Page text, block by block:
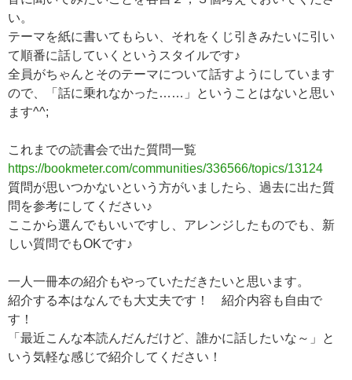
い。
テーマを紙に書いてもらい、それをくじ引きみたいに引い
て順番に話していくというスタイルです♪
全員がちゃんとそのテーマについて話すようにしています
ので、「話に乗れなかった……」ということはないと思い
ます^^;
これまでの読書会で出た質問一覧
https://bookmeter.com/communities/336566/topics/13124
質問が思いつかないという方がいましたら、過去に出た質
問を参考にしてください♪
ここから選んでもいいですし、アレンジしたものでも、新
しい質問でもOKです♪
一人一冊本の紹介もやっていただきたいと思います。
紹介する本はなんでも大丈夫です！ 紹介内容も自由で
す！
「最近こんな本読んだんだけど、誰かに話したいな～」と
いう気軽な感じで紹介してください！